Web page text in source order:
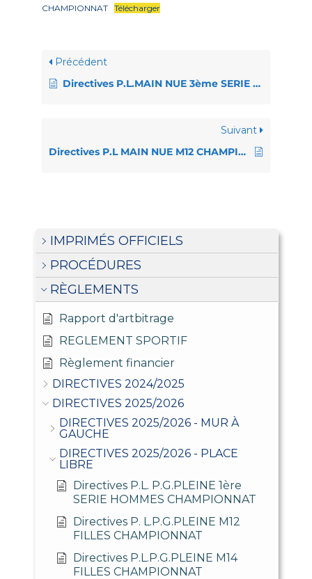
IMPRIMÉS OFFICIELS
PROCÉDURES
RÈGLEMENTS
Rapport d'artbitrage
REGLEMENT SPORTIF
Règlement financier
DIRECTIVES 2024/2025
DIRECTIVES 2025/2026
DIRECTIVES 2025/2026 - MUR À
GAUCHE
DIRECTIVES 2025/2026 - PLACE
LIBRE
Directives P.L. P.G.PLEINE 1ère
SERIE HOMMES CHAMPIONNAT
Directives P. L.P.G.PLEINE M12
FILLES CHAMPIONNAT
Directives P.L.P.G.PLEINE M14
FILLES CHAMPIONNAT
CHAMPIONNAT Télécharger
Précédent
Directives P.L.MAIN NUE 3ème SERIE CHAMPIONNAT
Suivant
Directives P.L MAIN NUE M12 CHAMPIONNAT